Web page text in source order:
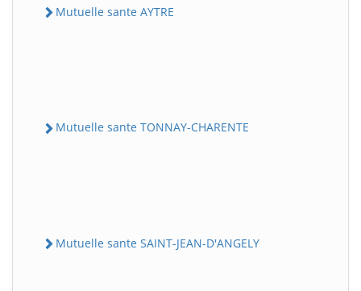
Mutuelle sante AYTRE
Mutuelle sante TONNAY-CHARENTE
Mutuelle sante SAINT-JEAN-D'ANGELY